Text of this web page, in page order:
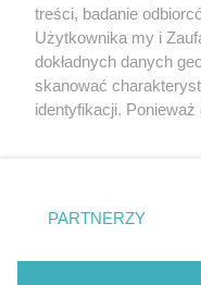
Nie zapomnij
zapoznać się z:
polityką
Twojemiasto
Piekary Śląskie
Chorzów
Tarnowskie Góry
Gliwice
treści, badanie
Użytkownika my i
dokładnych danych
skanować
identyfikacji.
prywatności
. Niektóre rodzaje
zgody użytkownika,
takiemu
PARTNERZY